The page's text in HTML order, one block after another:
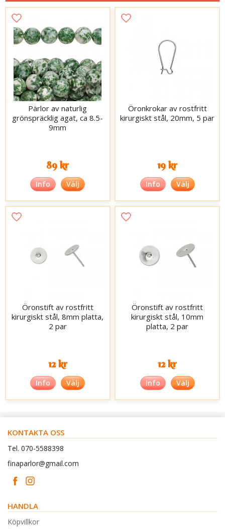
Pärlor av naturlig
grönspräcklig agat, ca 8.5-
9mm
89 kr
Info Välj
Öronkrokar av rostfritt
kirurgiskt stål, 20mm, 5 par
19 kr
Info Välj
Öronstift av rostfritt
kirurgiskt stål, 8mm platta,
2 par
12 kr
Info Välj
Öronstift av rostfritt
kirurgiskt stål, 10mm
platta, 2 par
12 kr
Info Välj
KONTAKTA OSS
Tel. 070-5588398
finaparlor@gmail.com
HANDLA
Köpvillkor